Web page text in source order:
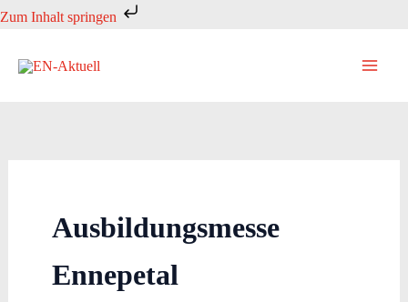
Zum Inhalt springen
Zum
springen
Ausbildungsmesse
Ennepetal